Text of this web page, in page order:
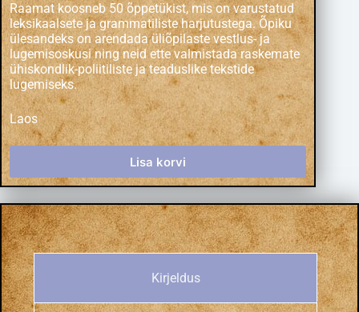
Raamat koosneb 50 õppetükist, mis on varustatud
leksikaalsete ja grammatiliste harjutustega. Õpiku
ülesandeks on arendada üliõpilaste vestlus- ja
lugemisoskusi ning neid ette valmistada raskemate
ühiskondlik-poliitiliste ja teaduslike tekstide
lugemiseks.
Laos
Lisa korvi
Kirjeldus